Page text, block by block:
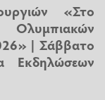
«Στο
Ολυμπιακών
| Σάββατο
Εκδηλώσεων